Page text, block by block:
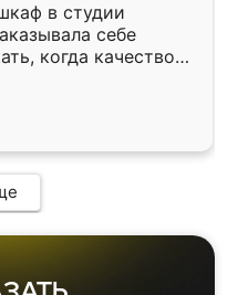
в студии
себе
когда качеством
кухня уже почти